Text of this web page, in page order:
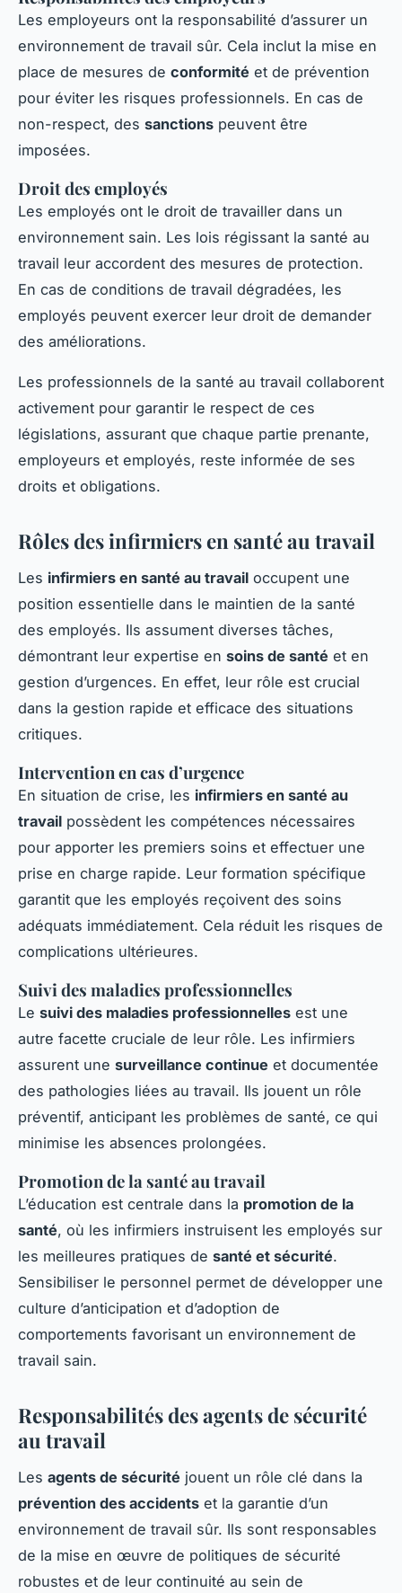
Les employeurs ont la responsabilité d’assurer un
environnement de travail sûr. Cela inclut la mise en
place de mesures de conformité et de prévention
pour éviter les risques professionnels. En cas de
non-respect, des sanctions peuvent être
imposées.
Droit des employés
Les employés ont le droit de travailler dans un
environnement sain. Les lois régissant la santé au
travail leur accordent des mesures de protection.
En cas de conditions de travail dégradées, les
employés peuvent exercer leur droit de demander
des améliorations.
Les professionnels de la santé au travail collaborent
activement pour garantir le respect de ces
législations, assurant que chaque partie prenante,
employeurs et employés, reste informée de ses
droits et obligations.
Rôles des infirmiers en santé au travail
Les infirmiers en santé au travail occupent une
position essentielle dans le maintien de la santé
des employés. Ils assument diverses tâches,
démontrant leur expertise en soins de santé et en
gestion d’urgences. En effet, leur rôle est crucial
dans la gestion rapide et efficace des situations
critiques.
Intervention en cas d’urgence
En situation de crise, les infirmiers en santé au
travail possèdent les compétences nécessaires
pour apporter les premiers soins et effectuer une
prise en charge rapide. Leur formation spécifique
garantit que les employés reçoivent des soins
adéquats immédiatement. Cela réduit les risques de
complications ultérieures.
Suivi des maladies professionnelles
Le suivi des maladies professionnelles est une
autre facette cruciale de leur rôle. Les infirmiers
assurent une surveillance continue et documentée
des pathologies liées au travail. Ils jouent un rôle
préventif, anticipant les problèmes de santé, ce qui
minimise les absences prolongées.
Promotion de la santé au travail
L’éducation est centrale dans la promotion de la
santé, où les infirmiers instruisent les employés sur
les meilleures pratiques de santé et sécurité.
Sensibiliser le personnel permet de développer une
culture d’anticipation et d’adoption de
comportements favorisant un environnement de
travail sain.
Responsabilités des agents de sécurité
au travail
Les agents de sécurité jouent un rôle clé dans la
prévention des accidents et la garantie d’un
environnement de travail sûr. Ils sont responsables
de la mise en œuvre de politiques de sécurité
robustes et de leur continuité au sein de